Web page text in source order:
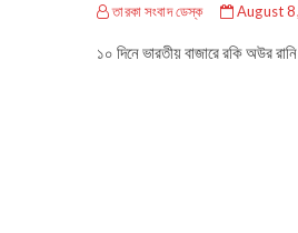
তারকা সংবাদ ডেস্ক August
১০ দিনে ভারতীয় বাজারে রকি অউর